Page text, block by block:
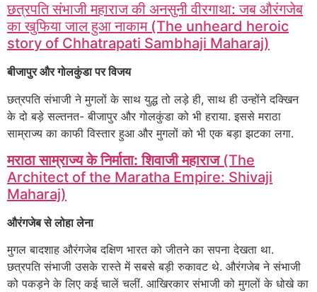
छत्रपति संभाजी महाराज की अनसुनी वीरगाथा: जब औरंगजेब
का खुफिया जाल हुआ नाकाम (The unheard heroic
story of Chhatrapati Sambhaji Maharaj)
बीजापुर और गोलकुंडा पर विजय
छत्रपति संभाजी ने मुगलों के साथ युद्ध तो लड़े ही, साथ ही उन्होंने दक्खिन
के दो बड़े सल्तनत- बीजापुर और गोलकुंडा को भी हराया. इससे मराठा
साम्राज्य का काफी विस्तार हुआ और मुगलों को भी एक बड़ा झटका लगा.
मराठा साम्राज्य के निर्माता: शिवाजी महाराज(The
Architect of the Maratha Empire: Shivaji
Maharaj)
औरंगजेब से लोहा लेना
मुगल बादशाह औरंगजेब दक्षिण भारत को जीतने का सपना देखता था.
छत्रपति संभाजी उसके रास्ते में सबसे बड़ी रुकावट थे. औरंगजेब ने संभाजी
को पकड़ने के लिए कई चालें चलीं. आखिरकार संभाजी को मुगलों के धोखे का